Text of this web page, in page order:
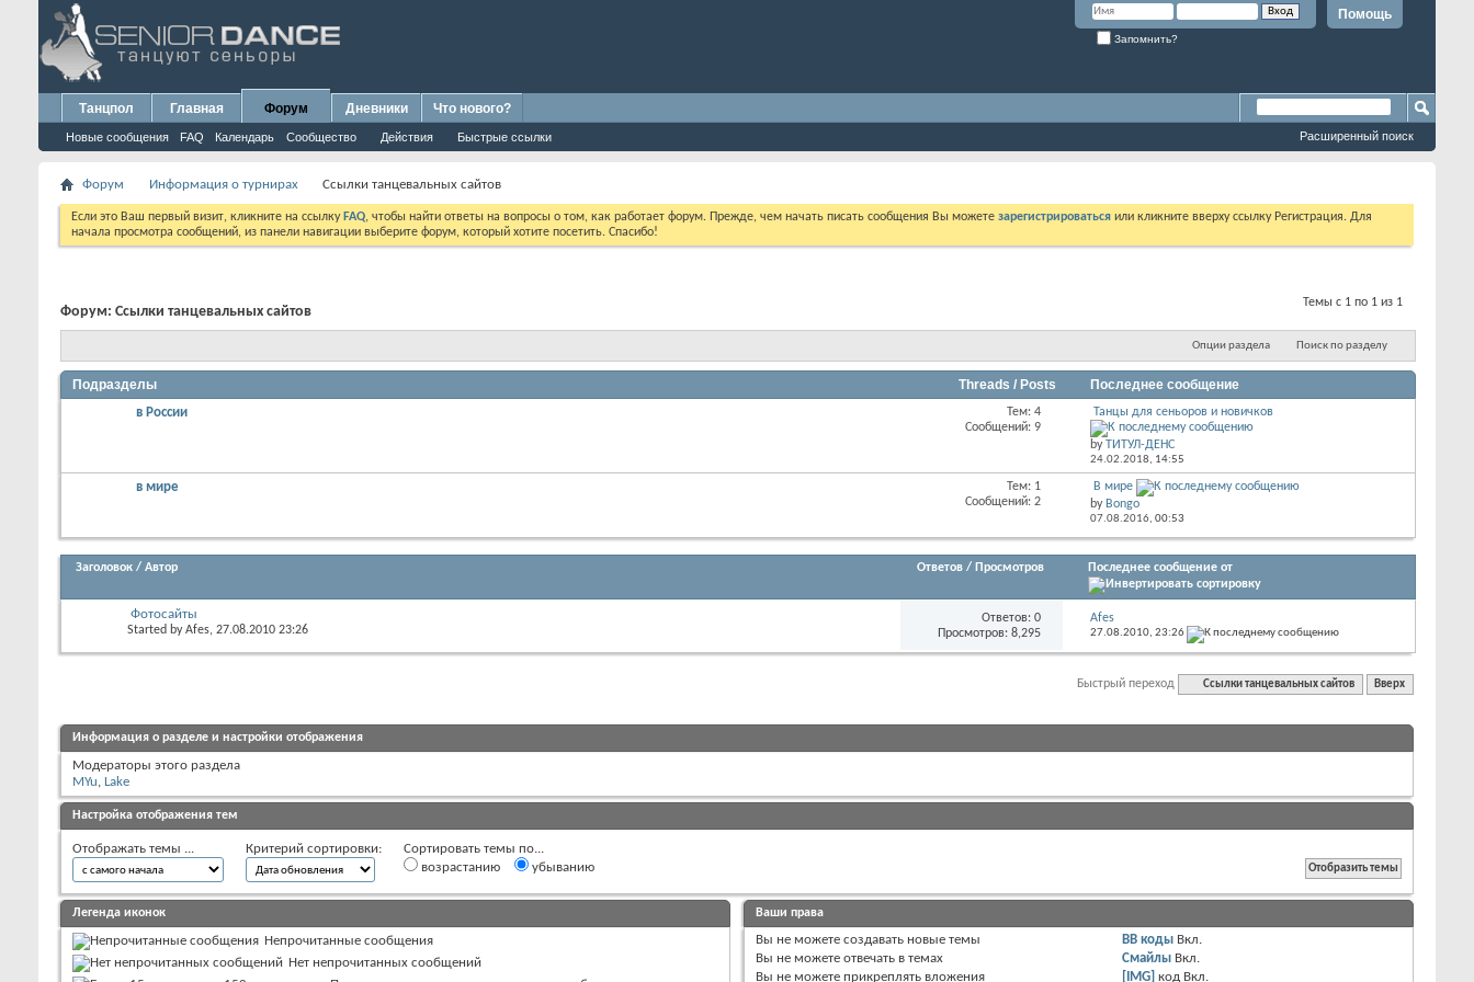
Помощь
Запомнить?
Танцпол Главная Форум
Новые сообщения FAQ Календарь Сообщество Действия Быстрые ссылки
Дневники Что нового?
Расширенный поиск
Форум Информация о турнирах Cсылки танцевальных сайтов
Если это Ваш первый визит, кликните на ссылку FAQ, чтобы найти ответы на вопросы о том, как работает форум. Прежде, чем начать писать сообщения Вы можете зарегистрироваться или кликните вверху ссылку Регистрация. Для
начала просмотра сообщений, из панели навигации выберите форум, который хотите посетить. Спасибо!
Темы с 1 по 1 из 1
Форум: Cсылки танцевальных сайтов
Опции раздела Поиск по разделу
Подразделы Threads / Posts Последнее сообщение
в России
Тем: 4
Сообщений: 9
Танцы для сеньоров и новичков
byТИТУЛ-ДЕНС
24.02.2018, 14:55
в мире
Тем: 1
Сообщений: 2
В мире
by Bongo
07.08.2016, 00:53
Заголовок / Автор Ответов / Просмотров Последнее сообщение от
Фотосайты
Started byAfes, 27.08.2010 23:26
Ответов:0
Просмотров: 8,295
Afes
27.08.2010, 23:26
Быстрый переход Cсылки танцевальных сайтов Вверх
Информация о разделе и настройки отображения
Модераторы этого раздела
MYu, Lake
Настройка отображения тем
Отображать темы ... Критерий сортировки:
Сортировать темы по...
возрастанию
убыванию
Легенда иконок
Непрочитанные сообщения
Нет непрочитанных сообщений
Ваши права
Вы не можете создавать новые темы
Вы не можете отвечать в темах
Вы не можете прикреплять вложения
BB коды Вкл.
Смайлы Вкл.
[IMG] код Вкл.